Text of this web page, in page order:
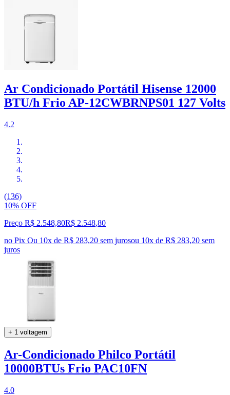
Ar Condicionado Portátil Hisense 12000
BTU/h Frio AP-12CWBRNPS01 127 Volts
4.2
(136)
10% OFF
Preço R$ 2.548,80R$ 2.548,80
no Pix Ou 10x de R$ 283,20 sem jurosou 10x de R$ 283,20 sem
juros
+ 1 voltagem
Ar-Condicionado Philco Portátil
10000BTUs Frio PAC10FN
4.0